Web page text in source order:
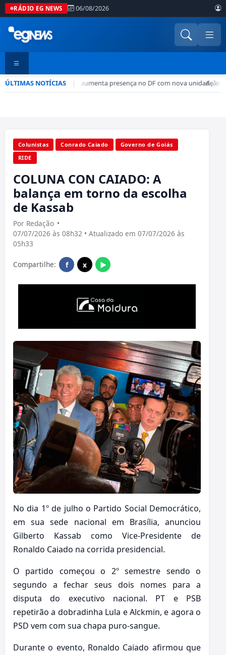
RÁDIO EG NEWS 06/08/2026
ÚLTIMAS NOTÍCIAS |
Rede CADE aumenta presença no DF com nova unidade em
• Ação
Colunistas Conrado Caiado
Governo de Goiás
RIDE
COLUNA CON CAIADO: A
balança em torno da escolha
de Kassab
Por Redação •
07/07/2026 às 08h32 • Atualizado em 07/07/2026 às
05h33
Compartilhe: f x ▶
No dia 1º de julho o Partido Social Democrático,
em sua sede nacional em Brasília, anunciou
Gilberto Kassab como Vice-Presidente de
Ronaldo Caiado na corrida presidencial.
O partido começou o 2º semestre sendo o
segundo a fechar seus dois nomes para a
disputa do executivo nacional. PT e PSB
repetirão a dobradinha Lula e Alckmin, e agora o
PSD vem com sua chapa puro-sangue.
Durante o evento, Ronaldo Caiado afirmou que